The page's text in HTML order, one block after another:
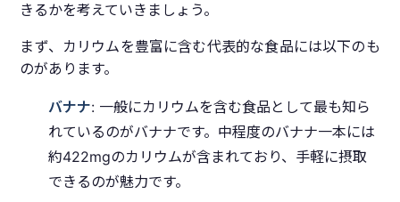
きるかを考えていきましょう。
まず、カリウムを豊富に含む代表的な食品には以下のも
のがあります。
バナナ: 一般にカリウムを含む食品として最も知ら
れているのがバナナです。中程度のバナナ一本には
約422mgのカリウムが含まれており、手軽に摂取
できるのが魅力です。